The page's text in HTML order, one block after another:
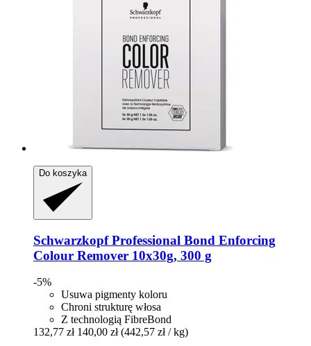
Do koszyka
Schwarzkopf Professional Bond Enforcing
Colour Remover 10x30g, 300 g
-5%
Usuwa pigmenty koloru
Chroni strukturę włosa
Z technologią FibreBond
132,77 zł 140,00 zł (442,57 zł / kg)